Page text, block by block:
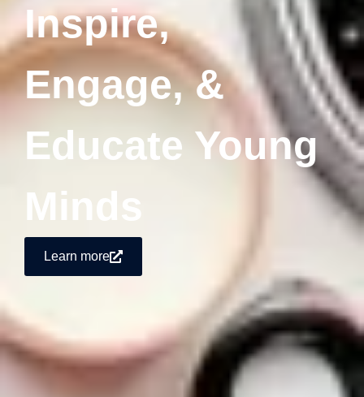
Inspire,
Engage, &
Educate Young
Minds
Learn more